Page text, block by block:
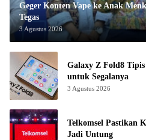
Geger Konten Vape ke Anak
Tegas
3 Agustus 2026
Galaxy Z Fold8
untuk Segalanya
3 Agustus 2026
Telkomsel Pastikan
Jadi Untung